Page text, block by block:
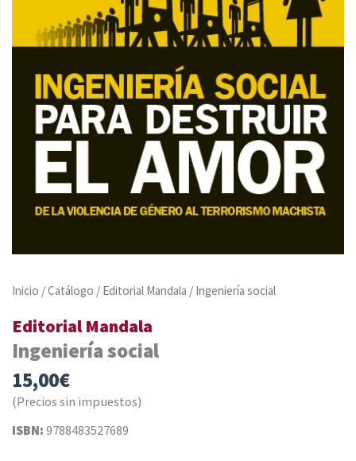
Inicio /Catálogo / Editorial Mandala / Ingeniería social
Editorial Mandala
Ingeniería social
15,00€
(Precios sin impuestos)
ISBN: 9788483527689